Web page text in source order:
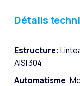
Détails
Estructure:
AISI 304
Automatisme: